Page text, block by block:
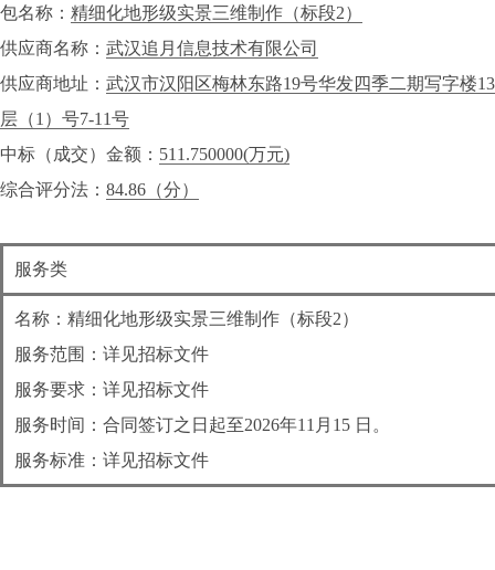
包名称： 精细化地形级实景三维制作（标段2）
供应商名称： 武汉追月信息技术有限公司
供应商地址： 武汉市汉阳区梅林东路19号华发四季二期写字楼13
层（1）号7-11号
中标（成交）金额： 511.750000(万元)
综合评分法： 84.86（分）
服务类
名称：精细化地形级实景三维制作（标段2）
服务范围：详见招标文件
服务要求：详见招标文件
服务时间：合同签订之日起至2026年11月15 日。
服务标准：详见招标文件